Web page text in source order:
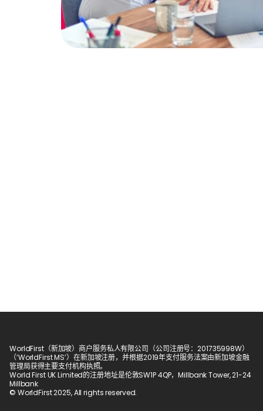
WorldFirst（新加坡）商户服务私人有限公司（公司注册号：201735998W）
（‘WorldFirst MS’）在新加坡注册，并根据2019年支付服务法案由新加坡金融
管理局获得主要支付机构执照。
World First UK Limited的注册地址是伦敦SW1P 4QP，Millbank Tower, 21-24
Millbank
© WorldFirst 2025, All rights reserved.